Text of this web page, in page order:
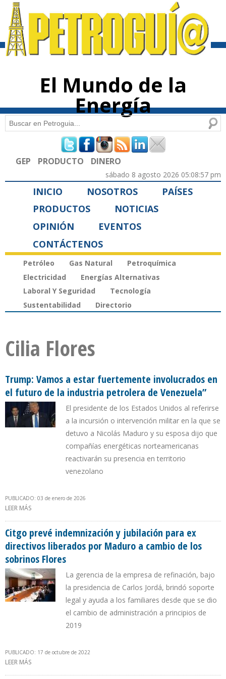
contenido
El Mundo de la
Energía
Formulario de búsqueda
Buscar
GEP PRODUCTO DINERO
sábado 8 agosto 2026 05:08:57 pm
INICIO NOSOTROS
PAÍSES
PRODUCTOS
NOTICIAS
OPINIÓN
EVENTOS
CONTÁCTENOS
Petróleo Gas Natural
Petroquímica
Electricidad
Energías Alternativas
Laboral Y Seguridad
Tecnología
Sustentabilidad
Directorio
Cilia Flores
Trump: Vamos a estar fuertemente involucrados en
el futuro de la industria petrolera de Venezuela”
El presidente de los Estados Unidos al referirse
a la incursión o intervención militar en la que se
detuvo a Nicolás Maduro y su esposa dijo que
compañías energéticas norteamericanas
reactivarán su presencia en territorio
venezolano
PUBLICADO: 03 de enero de 2026
LEER MÁS
Citgo prevé indemnización y jubilación para ex
directivos liberados por Maduro a cambio de los
sobrinos Flores
La gerencia de la empresa de refinación, bajo
la presidencia de Carlos Jordá, brindó soporte
legal y ayuda a los familiares desde que se dio
el cambio de administración a principios de
2019
PUBLICADO: 17 de octubre de 2022
LEER MÁS